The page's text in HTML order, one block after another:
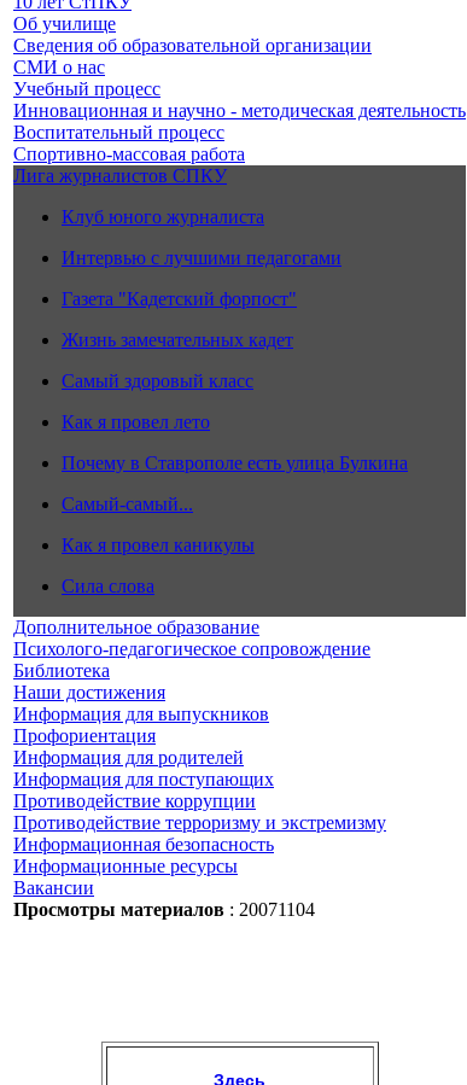
Об училище
Сведения об образовательной организации
СМИ о нас
Учебный процесс
Инновационная и научно - методическая деятельность
Воспитательный процесс
Спортивно-массовая работа
Лига журналистов СПКУ
Клуб юного журналиста
Интервью с лучшими педагогами
Газета "Кадетский форпост"
Жизнь замечательных кадет
Самый здоровый класс
Как я провел лето
Почему в Ставрополе есть улица Булкина
Самый-самый...
Как я провел каникулы
Сила слова
Дополнительное образование
Психолого-педагогическое сопровождение
Библиотека
Наши достижения
Информация для выпускников
Профориентация
Информация для родителей
Информация для поступающих
Противодействие коррупции
Противодействие терроризму и экстремизму
Информационная безопасность
Информационные ресурсы
Вакансии
Просмотры материалов : 20071104
Здесь